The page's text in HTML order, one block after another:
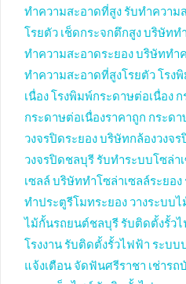
ทำความสะอาดที่สูง รับทำความ
โรยตัว เช็ดกระจกตึกสูงบริษัทท
ทำความสะอาดระยองบริษัททำ
ทำความสะอาดที่สูงโรยตัว โรง
เนื่อง โรงพิมพ์กระดาษต่อเนื่อง ก
กระดาษต่อเนื่องราคาถูก กระดา
วงจรปิดระยองบริษัทกล้องวงจร
วงจรปิดชลบุรี รับทำระบบโซล่า
เซลล์ บริษัททำโซล่าเซลล์ระยอง
ทำประตูรีโมทระยอง วางระบบ
ไม้กั้นรถยนต์ชลบุรี รับติดตั้งรั้ว
โรงงาน รับติดตั้งรั้วไฟฟ้า ระบบ
แจ้งเตือน จัดฟันศรีราชา เช่ารถ